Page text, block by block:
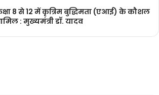
8 से 12 में कृ‍त्रिम बुद्धिमता (एआई) के कौशल
: मुख्यमंत्री डॉ. यादव